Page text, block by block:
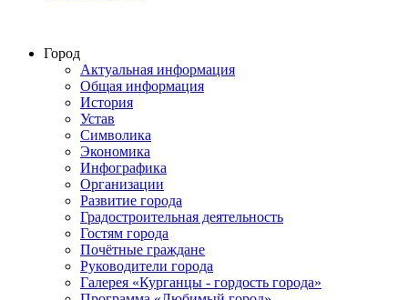
Город
Актуальная информация
Общая информация
История
Устав
Символика
Экономика
Инфографика
Организации
Развитие города
Градостроительная деятельность
Гостям города
Почётные граждане
Руководители города
Галерея «Курганцы - гордость города»